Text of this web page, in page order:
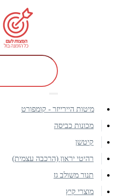
מיטות היירייזר - קומפורט
מכונות כביסה
קיטשן
רהיטי יראון (הרכבה עצמית)
תנור משולב גז
מוצרי קיץ